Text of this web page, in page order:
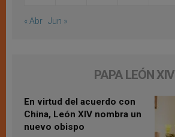
« Abr Jun »
PAPA LEÓN XIV
En virtud del acuerdo con
China, León XIV nombra un
nuevo obispo